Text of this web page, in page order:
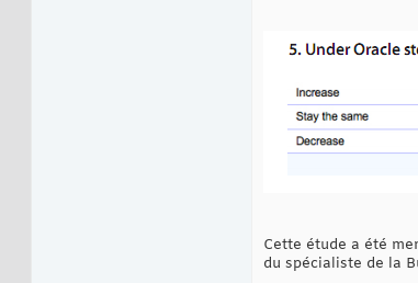
Cette étude a été
du spécialiste de la